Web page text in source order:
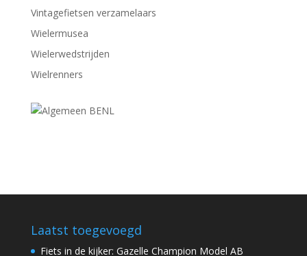
Vintagefietsen verzamelaars
Wielermusea
Wielerwedstrijden
Wielrenners
Laatst toegevoegd
Fiets in de kijker: Gazelle Champion Model AB